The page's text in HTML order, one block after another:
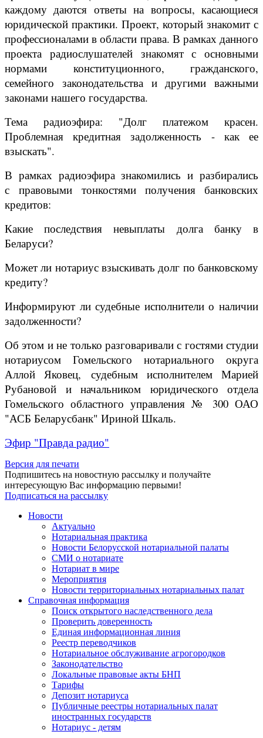
каждому даются ответы на вопросы, касающиеся
юридической практики. Проект, который знакомит с
профессионалами в области права. В рамках данного
проекта радиослушателей знакомят с основными
нормами конституционного, гражданского,
семейного законодательства и другими важными
законами нашего государства.
Тема радиоэфира: "Долг платежом красен.
Проблемная кредитная задолженность - как ее
взыскать".
В рамках радиоэфира знакомились и разбирались
с правовыми тонкостями получения банковских
кредитов:
Какие последствия невыплаты долга банку в
Беларуси?
Может ли нотариус взыскивать долг по банковскому
кредиту?
Информируют ли судебные исполнители о наличии
задолженности?
Об этом и не только разговаривали с гостями студии
нотариусом Гомельского нотариального округа
Аллой Яковец, судебным исполнителем Марией
Рубановой и начальником юридического отдела
Гомельского областного управления № 300 ОАО
"АСБ Беларусбанк" Ириной Шкаль.
Эфир "Правда радио"
Версия для печати
Подпишитесь на новостную рассылку и получайте
интересующую Вас информацию первыми!
Подписаться на рассылку
Новости
Актуально
Нотариальная практика
Новости Белорусской нотариальной палаты
СМИ о нотариате
Нотариат в мире
Мероприятия
Новости территориальных нотариальных палат
Справочная информация
Поиск открытого наследственного дела
Проверить доверенность
Единая информационная линия
Реестр переводчиков
Нотариальное обслуживание агрогородков
Законодательство
Локальные правовые акты БНП
Тарифы
Депозит нотариуса
Публичные реестры нотариальных палат
иностранных государств
Нотариус - детям